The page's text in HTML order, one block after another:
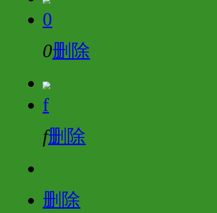
0
0删除
f
f删除
删除